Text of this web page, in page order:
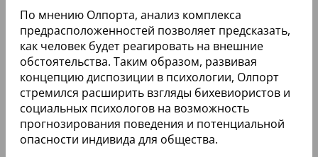
По мнению Олпорта, анализ комплекса
предрасположенностей позволяет предсказать,
как человек будет реагировать на внешние
обстоятельства. Таким образом, развивая
концепцию диспозиции в психологии, Олпорт
стремился расширить взгляды бихевиористов и
социальных психологов на возможность
прогнозирования поведения и потенциальной
опасности индивида для общества.